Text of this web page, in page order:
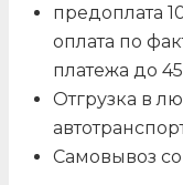
предоплата
оплата по
платежа до
Отгрузка в
Самовывоз